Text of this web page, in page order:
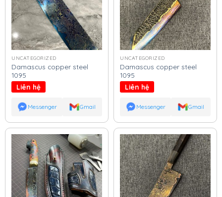
UNCATEGORIZED
Damascus copper steel
1095
Liên hệ
Messenger Gmail
UNCATEGORIZED
Damascus copper steel
1095
Liên hệ
Messenger Gmail